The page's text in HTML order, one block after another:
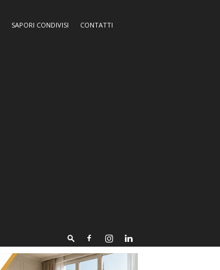
SAPORI CONDIVISI
CONTATTI